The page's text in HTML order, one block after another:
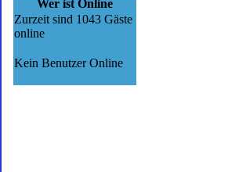
Wer ist Online
Zurzeit sind 1043 Gäste
online
Kein Benutzer Online